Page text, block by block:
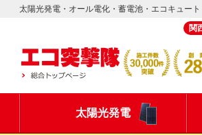
太陽光発電・オール電化・蓄電池・エコキュー
関
太陽光発電